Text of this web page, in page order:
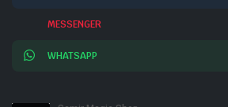
MESSENGER
WHATSAPP